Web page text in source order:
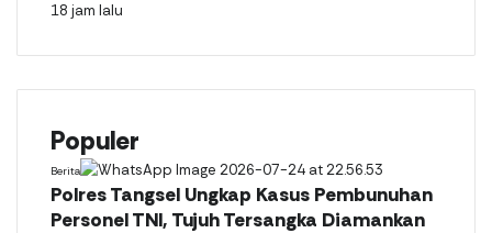
18 jam lalu
Populer
Berita
Polres Tangsel Ungkap Kasus Pembunuhan
Personel TNI, Tujuh Tersangka Diamankan